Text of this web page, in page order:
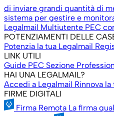
di inviare grandi quantità di
sistema per gestire e
Legalmail Multiutente PEC
POTENZIAMENTI DELLE
Potenzia la tua Legalmail
LINK UTILI
Guide PEC Sezione
HAI UNA LEGALMAIL?
Accedi a Legalmail Rinnova la
FIRME DIGITALI
Firma Remota La firma